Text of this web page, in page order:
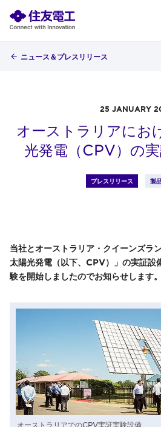
ニュース＆プレスリリース
25 JANUARY
オーストラリアにお
光発電（CPV）の
プレスリリース 製
当社とオーストラリア・クイーンズラ
太陽光発電（以下、CPV）」の実証設
験を開始しましたのでお知らせします。
オーストラリアでのCPV実証実験設備